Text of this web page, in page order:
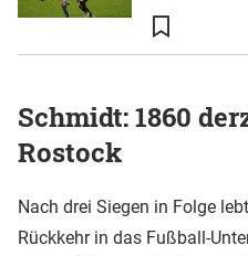
Schmidt: 1860
Rostock
Nach drei Siegen in Folge
Rückkehr in das Fußball-